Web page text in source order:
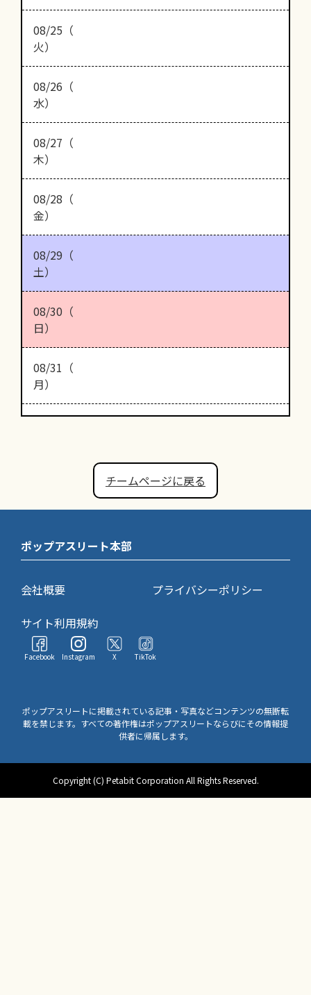
08/25（
火）
08/26（
水）
08/27（
木）
08/28（
金）
08/29（
土）
08/30（
日）
08/31（
月）
チームページに戻る
ポップアスリート本部
会社概要
プライバシーポリシー
サイト利用規約
Facebook Instagram X TikTok
ポップアスリートに掲載されている記事・写真などコンテンツの無断転
載を禁じます。すべての著作権はポップアスリートならびにその情報提
供者に帰属します。
Copyright (C) Petabit Corporation All Rights Reserved.